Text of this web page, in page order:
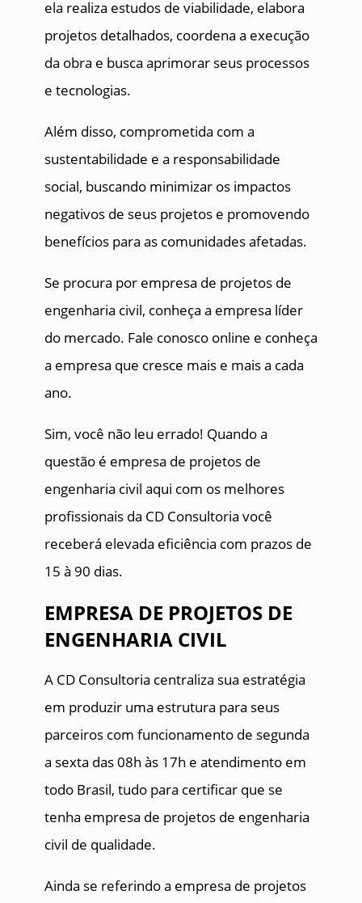
ela realiza estudos de viabilidade, elabora
projetos detalhados, coordena a execução
da obra e busca aprimorar seus processos
e tecnologias.
Além disso, comprometida com a
sustentabilidade e a responsabilidade
social, buscando minimizar os impactos
negativos de seus projetos e promovendo
benefícios para as comunidades afetadas.
Se procura por empresa de projetos de
engenharia civil, conheça a empresa líder
do mercado. Fale conosco online e conheça
a empresa que cresce mais e mais a cada
ano.
Sim, você não leu errado! Quando a
questão é empresa de projetos de
engenharia civil aqui com os melhores
profissionais da CD Consultoria você
receberá elevada eficiência com prazos de
15 à 90 dias.
EMPRESA DE PROJETOS DE
ENGENHARIA CIVIL
A CD Consultoria centraliza sua estratégia
em produzir uma estrutura para seus
parceiros com funcionamento de segunda
a sexta das 08h às 17h e atendimento em
todo Brasil, tudo para certificar que se
tenha empresa de projetos de engenharia
civil de qualidade.
Ainda se referindo a empresa de projetos